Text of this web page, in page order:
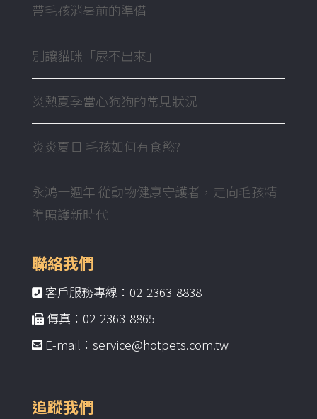
帶毛孩消暑前的準備
別讓貓咪「尿不出來」
炎熱夏季當心狗狗的常見狀況
炎炎夏日 毛孩如何有食慾?
永鴻十週年 從動物健康守護者，走向毛孩精
準照護新時代
聯絡我們
客戶服務專線：02-2363-8838
傳真：02-2363-8865
E-mail：service@hotpets.com.tw
追蹤我們